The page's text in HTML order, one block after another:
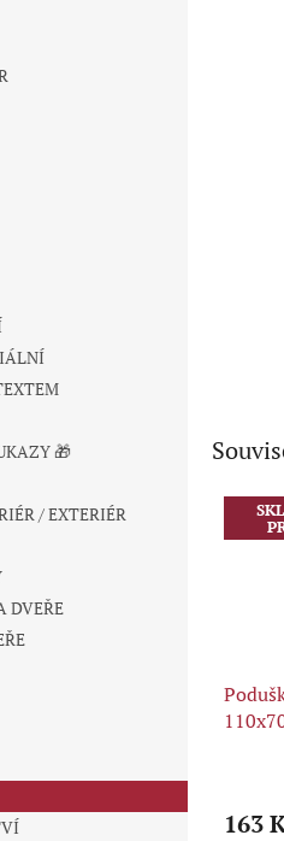
🎁
/ EXTERIÉR
DVEŘE
163